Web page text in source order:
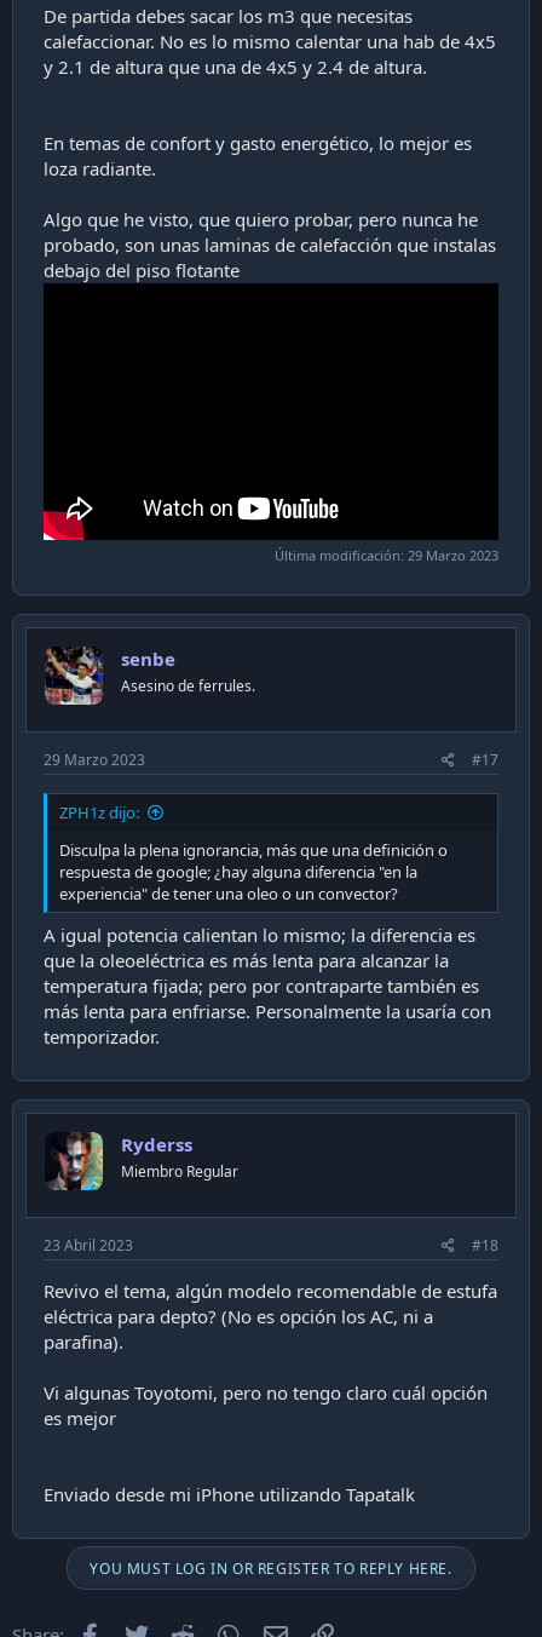
De partida debes sacar los m3 que necesitas
calefaccionar. No es lo mismo calentar una hab de 4x5
y 2.1 de altura que una de 4x5 y 2.4 de altura.
En temas de confort y gasto energético, lo mejor es
loza radiante.
Algo que he visto, que quiero probar, pero nunca he
probado, son unas laminas de calefacción que instalas
debajo del piso flotante
Última modificación: 29 Marzo 2023
senbe
Asesino de ferrules.
29 Marzo 2023 #17
ZPH1z dijo:
Disculpa la plena ignorancia, más que una definición o
respuesta de google; ¿hay alguna diferencia "en la
experiencia" de tener una oleo o un convector?
A igual potencia calientan lo mismo; la diferencia es
que la oleoeléctrica es más lenta para alcanzar la
temperatura fijada; pero por contraparte también es
más lenta para enfriarse. Personalmente la usaría con
temporizador.
Ryderss
Miembro Regular
23 Abril 2023 #18
Revivo el tema, algún modelo recomendable de estufa
eléctrica para depto? (No es opción los AC, ni a
parafina).
Vi algunas Toyotomi, pero no tengo claro cuál opción
es mejor
Enviado desde mi iPhone utilizando Tapatalk
YOU MUST LOG IN OR REGISTER TO REPLY HERE.